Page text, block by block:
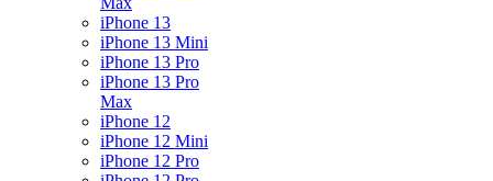
iPhone 13
iPhone 13 Mini
iPhone 13 Pro
iPhone 13 Pro
Max
iPhone 12
iPhone 12 Mini
iPhone 12 Pro